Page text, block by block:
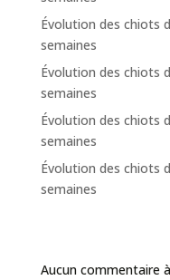
Évolution des chiots
semaines
Évolution des chiots
semaines
Évolution des chiots
semaines
Évolution des chiots
semaines
Aucun commentaire